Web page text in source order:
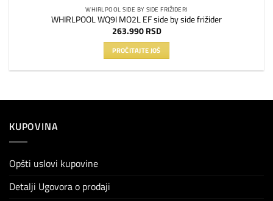
WHIRLPOOL SIDE BY SIDE FRIŽIDERI
WHIRLPOOL WQ9I MO2L EF side by side frižider
263.990 RSD
PROČITAJTE JOŠ
KUPOVINA
Opšti uslovi kupovine
Detalji Ugovora o prodaji